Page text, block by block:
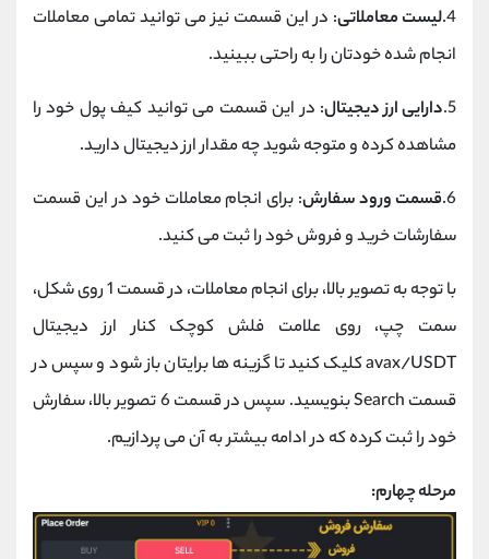
4.لیست معاملاتی: در این قسمت نیز می توانید تمامی معاملات
انجام شده خودتان را به راحتی ببینید.
5. دارایی ارز دیجیتال: در این قسمت می توانید کیف پول خود را
مشاهده کرده و متوجه شوید چه مقدار ارز دیجیتال دارید.
6.قسمت ورود سفارش: برای انجام معاملات خود در این قسمت
سفارشات خرید و فروش خود را ثبت می کنید.
با توجه به تصویر بالا، برای انجام معاملات، در قسمت 1 روی شکل،
سمت چپ، روی علامت فلش کوچک کنار ارز دیجیتال
avax/USDT کلیک کنید تا گزینه ها برایتان باز شود و سپس در
قسمت Search بنویسید. سپس در قسمت 6 تصویر بالا، سفارش
خود را ثبت کرده که در ادامه بیشتر به آن می پردازیم.
مرحله چهارم: